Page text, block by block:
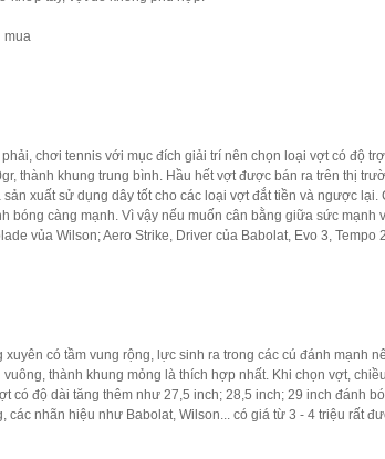
mua
chơi tennis với mục đích giải trí nên chọn loại vợt có độ
thành khung trung bình. Hầu hết vợt được bán ra trên thị
xuất sử dụng dây tốt cho các loại vợt đắt tiền và ngược
bóng càng mạnh. Vì vậy nếu muốn cân bằng giữa sức
vủa Wilson; Aero Strike, Driver của Babolat, Evo 3,
có tầm vung rộng, lực sinh ra trong các cú đánh mạnh
thành khung mỏng là thích hợp nhất. Khi chọn vợt,
có độ dài tăng thêm như 27,5 inch; 28,5 inch; 29 inch đánh
các nhãn hiệu như Babolat, Wilson... có giá từ 3 - 4 triệu rất